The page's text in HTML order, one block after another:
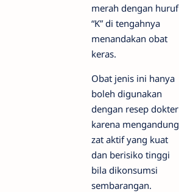
merah dengan huruf
“K” di tengahnya
menandakan obat
keras.
Obat jenis ini hanya
boleh digunakan
dengan resep dokter
karena mengandung
zat aktif yang kuat
dan berisiko tinggi
bila dikonsumsi
sembarangan.